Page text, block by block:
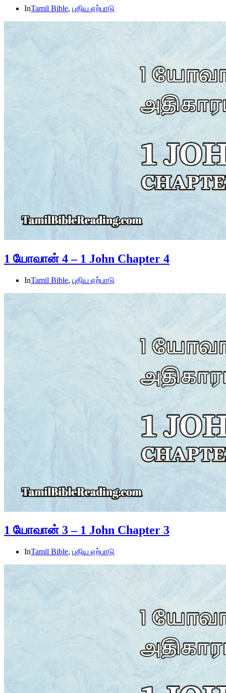
InTamil Bible, புதிய ஏற்பாடு
1 யோவான் 4 – 1 John Chapter 4
InTamil Bible, புதிய ஏற்பாடு
1 யோவான் 3 – 1 John Chapter 3
InTamil Bible, புதிய ஏற்பாடு